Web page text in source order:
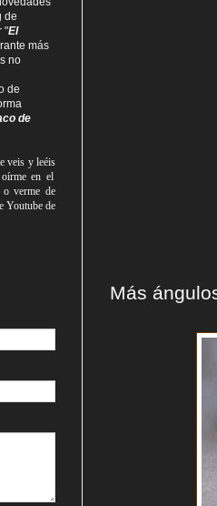
Más
de
"El
más
no
de
de
veis yleéis
en el
verme de
Youtube de